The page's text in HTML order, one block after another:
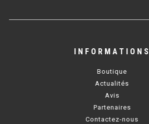
PLAQUE 600 GAZ
PLAQUE 650 GAZ
PLAQUE 900 GAZ
INFORMATIONS
Boutique
Actualités
Avis
Partenaires
Contactez-nous